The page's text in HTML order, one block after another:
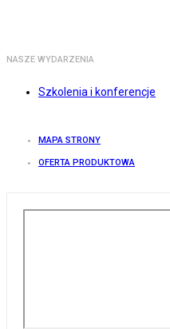
NASZE WYDARZENIA
Szkolenia i konferencje
MAPA STRONY
OFERTA PRODUKTOWA